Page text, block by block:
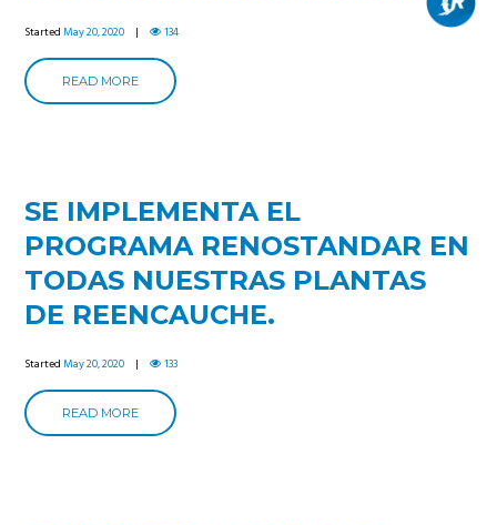
StartedMay 20, 2020 134
READ MORE
SE IMPLEMENTA EL
PROGRAMA RENOSTANDAR EN
TODAS NUESTRAS PLANTAS
DE REENCAUCHE.
StartedMay 20, 2020 133
READ MORE